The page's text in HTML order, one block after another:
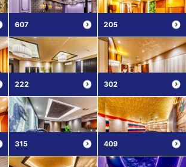
607 205
222 302
315 409